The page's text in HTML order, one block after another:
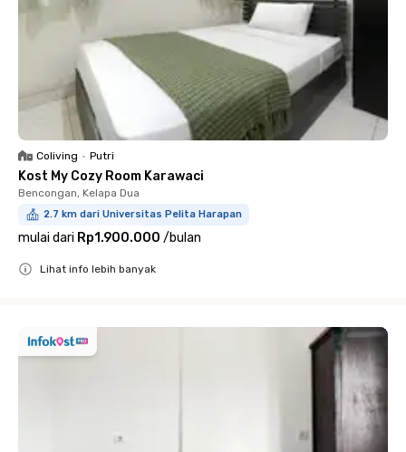
Coliving • Putri
Kost My Cozy Room Karawaci
Bencongan, Kelapa Dua
2.7 km dari Universitas Pelita Harapan
mulai dari Rp1.900.000 /bulan
Lihat info lebih banyak